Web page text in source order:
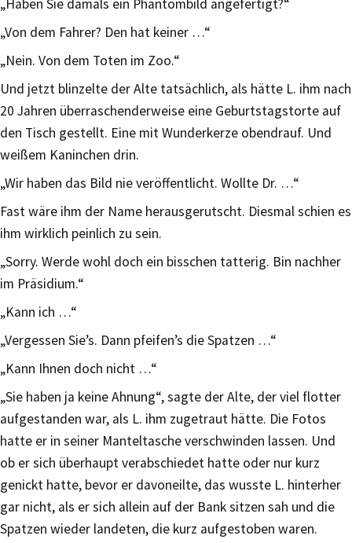
„Haben Sie damals ein Phantombild angefertigt?“
„Von dem Fahrer? Den hat keiner …“
„Nein. Von dem Toten im Zoo.“
Und jetzt blinzelte der Alte tatsächlich, als hätte L. ihm nach
20 Jahren überraschenderweise eine Geburtstagstorte auf
den Tisch gestellt. Eine mit Wunderkerze obendrauf. Und
weißem Kaninchen drin.
„Wir haben das Bild nie veröffentlicht. Wollte Dr. …“
Fast wäre ihm der Name herausgerutscht. Diesmal schien es
ihm wirklich peinlich zu sein.
„Sorry. Werde wohl doch ein bisschen tatterig. Bin nachher
im Präsidium.“
„Kann ich …“
„Vergessen Sie’s. Dann pfeifen’s die Spatzen …“
„Kann Ihnen doch nicht …“
„Sie haben ja keine Ahnung“, sagte der Alte, der viel flotter
aufgestanden war, als L. ihm zugetraut hätte. Die Fotos
hatte er in seiner Manteltasche verschwinden lassen. Und
ob er sich überhaupt verabschiedet hatte oder nur kurz
genickt hatte, bevor er davoneilte, das wusste L. hinterher
gar nicht, als er sich allein auf der Bank sitzen sah und die
Spatzen wieder landeten, die kurz aufgestoben waren.